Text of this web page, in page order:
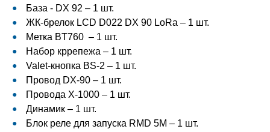
База - DX 92 – 1 шт.
ЖК-брелок LCD D022 DX 90 LoRa – 1 шт.
Метка BT760 – 1 шт.
Набор кррепежа – 1 шт.
Valet-кнопка BS-2 – 1 шт.
Провод DX-90 – 1 шт.
Провода X-1000 – 1 шт.
Динамик – 1 шт.
Блок реле для запуска RMD 5M – 1 шт.